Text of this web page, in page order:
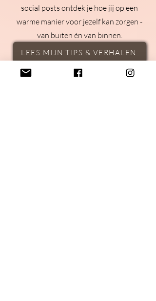
social posts ontdek je hoe jij op een
warme manier voor jezelf kan zorgen -
van buiten én van binnen.
LEES MIJN TIPS & VERHALEN